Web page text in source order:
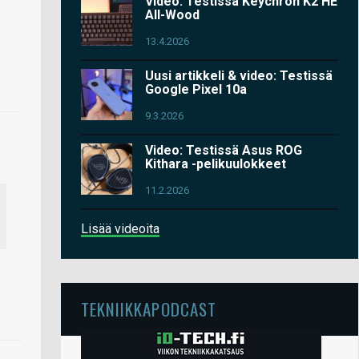
All-Wood
13.4.2026
Uusi artikkeli & video: Testissä
Google Pixel 10a
9.3.2026
Video: Testissä Asus ROG
Kithara -pelikuulokkeet
11.2.2026
Lisää videoita
TEKNIIKKAPODCAST